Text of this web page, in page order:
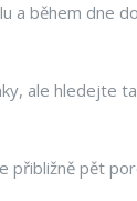
a během dne
ale hledejte
přibližně pět